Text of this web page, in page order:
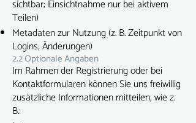
sichtbar; Einsichtnahme nur bei aktivem
Teilen)
Metadaten zur Nutzung (z. B. Zeitpunkt von
Logins, Änderungen)
2.2 Optionale Angaben
Im Rahmen der Registrierung oder bei
Kontaktformularen können Sie uns freiwillig
zusätzliche Informationen mitteilen, wie z.
B.: